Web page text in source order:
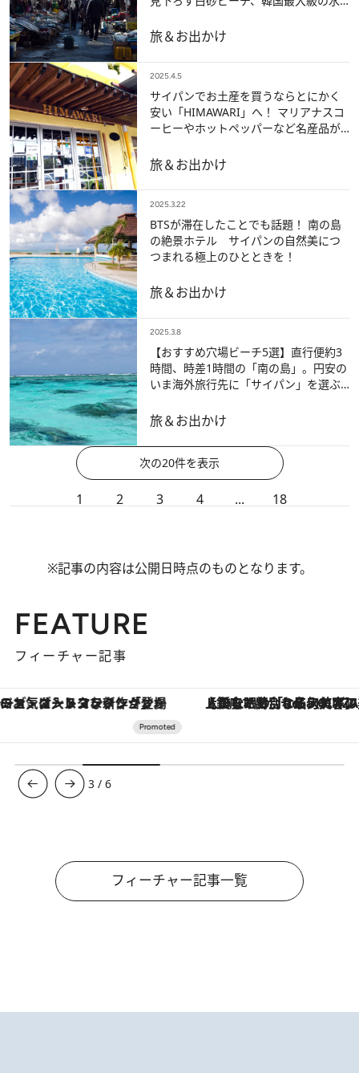
旅＆お出かけ
2025.4.5
サイパンでお土産を買うならとにかく
安い「HIMAWARI」へ！ マリアナスコ
ーヒーやホットペッパーなど名産品が
旅＆お出かけ
2025.3.22
BTSが滞在したことでも話題！ 南の島
の絶景ホテル サイパンの自然美につ
つまれる極上のひとときを！
旅＆お出かけ
2025.3.8
【おすすめ穴場ビーチ5選】直行便約3
時間、時差1時間の「南の島」。円安の
いま海外旅行先に「サイパン」を選ぶ
旅＆お出かけ
次の20件を表示
1 2 3 4 ... 18
※記事の内容は公開日時点のものとなります。
FEATURE
フィーチャー記事
【銀座で出合う最旬美容】美髪ケアや上質な眠り…セルフケアのアップデートから、特別な名入れギフトまで。大人のための「ReFa GINZA」クルーズ 【夏限定ディナーコース】旬を
3 /6
フィーチャー記事一覧